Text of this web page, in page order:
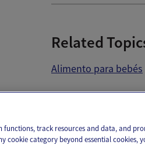
Related
Alimento para bebés
functions, track resources and data, and
cookie category beyond essential cookies,